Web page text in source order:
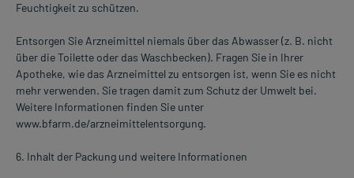
Feuchtigkeit zu schützen.
Entsorgen Sie Arzneimittel niemals über das Abwasser (z. B. nicht
über die Toilette oder das Waschbecken). Fragen Sie in Ihrer
Apotheke, wie das Arzneimittel zu entsorgen ist, wenn Sie es nicht
mehr verwenden. Sie tragen damit zum Schutz der Umwelt bei.
Weitere Informationen finden Sie unter
www.bfarm.de/arzneimittelentsorgung.
6. Inhalt der Packung und weitere Informationen